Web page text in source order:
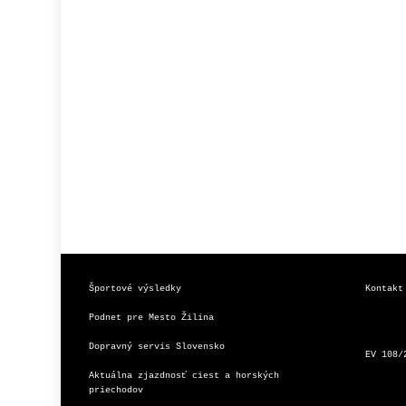
Športové výsledky
Podnet pre Mesto Žilina
Dopravný servis Slovensko
Aktuálna zjazdnosť ciest a horských
priechodov
EV 108/